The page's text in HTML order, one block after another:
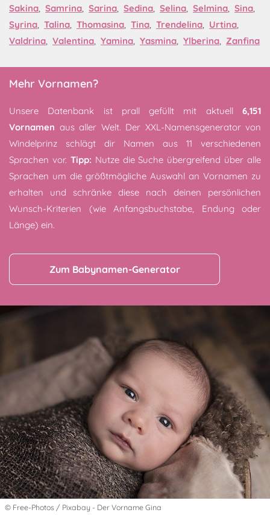
Sakina, Samrina, Sarina, Sedina, Selina, Selmina, Sina,
Syrina, Talina, Thomasina, Tina, Trendelina, Urtina,
Valdrina, Valentina, Yamina, Yasmina, Ylberina, Zanfina
Mehr Vornamen?
Unsere Datenbank ist prall gefüllt mit aktuell 6,151
Vornamen aus aller Welt. Der XXL-Namensgenerator von
Windelprinz schlägt dir Namen aus 11 verschiedenen
Sprachen vor. Tipp: Nutze die Suche übergreifend über alle
Sprachen um die größtmögliche Auswahl an Vornamen zu
erhalten und schränke diese nach deinen persönlichen
Wunsch-Kriterien (wie Anfangsbuchstabe, Endung oder
Länge) ein.
Zum Babynamen-Generator
© Free-Photos / Pixabay - Der Vorname Gina